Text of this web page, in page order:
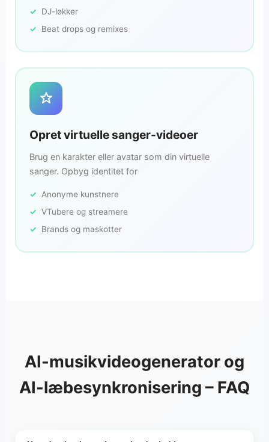
DJ-løkker
Beat drops og remixes
Opret virtuelle sanger-videoer
Brug en karakter eller avatar som din virtuelle
sanger. Opbyg identitet for
Anonyme kunstnere
VTubere og streamere
Brands og maskotter
AI-musikvideogenerator og
AI-læbesynkronisering – FAQ